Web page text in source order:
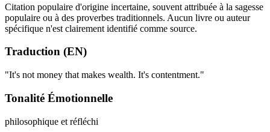
Citation populaire d'origine incertaine, souvent attribuée à la sagesse
populaire ou à des proverbes traditionnels. Aucun livre ou auteur
spécifique n'est clairement identifié comme source.
Traduction (EN)
"It's not money that makes wealth. It's contentment."
Tonalité Émotionnelle
philosophique et réfléchi